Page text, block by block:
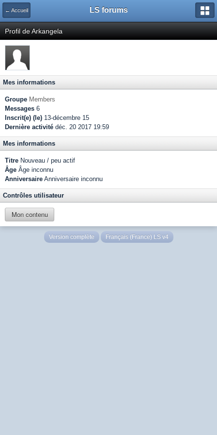
← Accueil LS forums
Profil de Arkangela
Mes informations
Groupe Members
Messages 6
Inscrit(e) (le) 13-décembre 15
Dernière activité déc. 20 2017 19:59
Mes informations
Titre Nouveau / peu actif
Âge Âge inconnu
Anniversaire Anniversaire inconnu
Contrôles utilisateur
Mon contenu
Version complète Français (France) LS v4